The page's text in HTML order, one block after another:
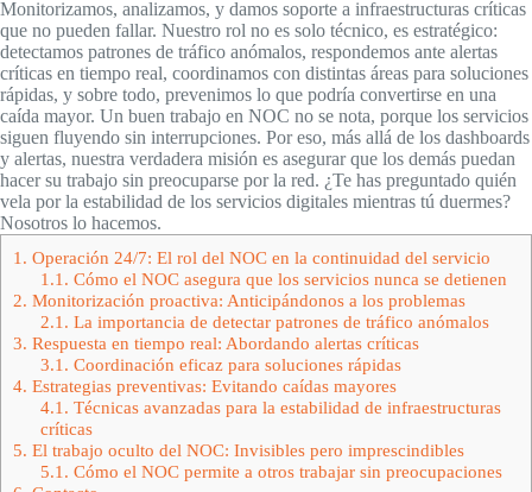
Monitorizamos, analizamos, y damos soporte a infraestructuras críticas
que no pueden fallar. Nuestro rol no es solo técnico, es estratégico:
detectamos patrones de tráfico anómalos, respondemos ante alertas
críticas en tiempo real, coordinamos con distintas áreas para soluciones
rápidas, y sobre todo, prevenimos lo que podría convertirse en una
caída mayor. Un buen trabajo en NOC no se nota, porque los servicios
siguen fluyendo sin interrupciones. Por eso, más allá de los dashboards
y alertas, nuestra verdadera misión es asegurar que los demás puedan
hacer su trabajo sin preocuparse por la red. ¿Te has preguntado quién
vela por la estabilidad de los servicios digitales mientras tú duermes?
Nosotros lo hacemos.
1. Operación 24/7: El rol del NOC en la continuidad del servicio
1.1. Cómo el NOC asegura que los servicios nunca se detienen
2. Monitorización proactiva: Anticipándonos a los problemas
2.1. La importancia de detectar patrones de tráfico anómalos
3. Respuesta en tiempo real: Abordando alertas críticas
3.1. Coordinación eficaz para soluciones rápidas
4. Estrategias preventivas: Evitando caídas mayores
4.1. Técnicas avanzadas para la estabilidad de infraestructuras
críticas
5. El trabajo oculto del NOC: Invisibles pero imprescindibles
5.1. Cómo el NOC permite a otros trabajar sin preocupaciones